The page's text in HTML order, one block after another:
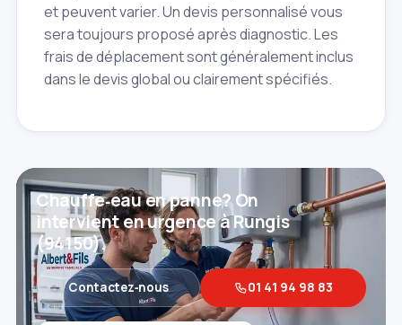
et peuvent varier. Un devis personnalisé vous
sera toujours proposé après diagnostic. Les
frais de déplacement sont généralement inclus
dans le devis global ou clairement spécifiés.
Chauffe‑eau en panne? On
intervient en urgence à Rungis
(94150).
Contactez‑nous 01 41 94 98 83